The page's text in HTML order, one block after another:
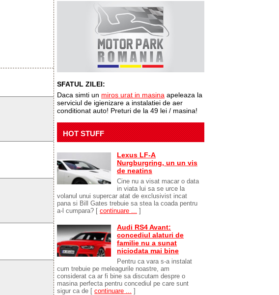
SFATUL ZILEI:
Daca simti un miros urat in masina apeleaza la
serviciul de igienizare a instalatiei de aer
conditionat auto! Preturi de la 49 lei / masina!
HOT STUFF
Lexus LF-A
Nurgburgring, un un vis
de neatins
Cine nu a visat macar o data
in viata lui sa se urce la
volanul unui supercar atat de exclusivist incat
pana si Bill Gates trebuie sa stea la coada pentru
a-l cumpara? [ continuare ... ]
Audi RS4 Avant:
concediul alaturi de
familie nu a sunat
niciodata mai bine
Pentru ca vara s-a instalat
cum trebuie pe meleagurile noastre, am
considerat ca ar fi bine sa discutam despre o
masina perfecta pentru concediul pe care sunt
sigur ca de [ continuare ... ]